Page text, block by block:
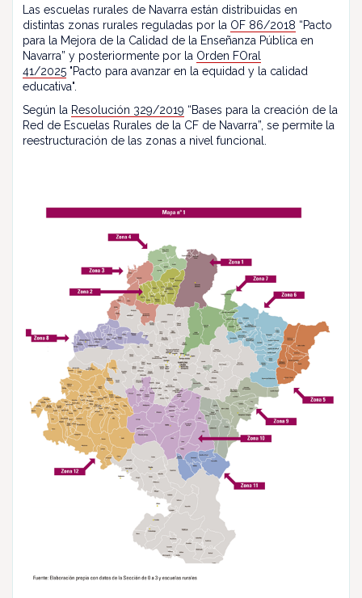
Las escuelas rurales de Navarra están distribuidas en
distintas zonas rurales reguladas por la OF 86/2018 “Pacto
para la Mejora de la Calidad de la Enseñanza Pública en
Navarra” y posteriormente por la Orden FOral
41/2025 "Pacto para avanzar en la equidad y la calidad
educativa".
Según la Resolución 329/2019 “Bases para la creación de la
Red de Escuelas Rurales de la CF de Navarra”, se permite la
reestructuración de las zonas a nivel funcional.